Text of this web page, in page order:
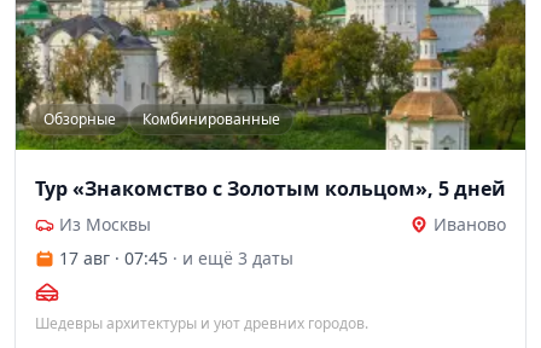
Обзорные Комбинированные
Тур «Знакомство с Золотым кольцом», 5 дней
Из Москвы
Иваново
17 авг · 07:45 · и ещё 3 даты
Шедевры архитектуры и уют древних городов.